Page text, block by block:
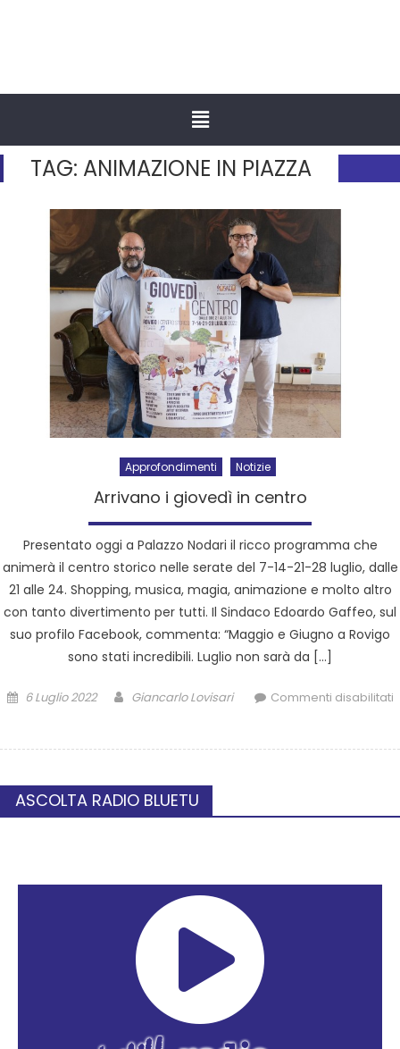
TAG: ANIMAZIONE IN PIAZZA
Approfondimenti Notizie
Arrivano i giovedì in centro
Presentato oggi a Palazzo Nodari il ricco programma che
animerà il centro storico nelle serate del 7-14-21-28 luglio, dalle
21 alle 24. Shopping, musica, magia, animazione e molto altro
con tanto divertimento per tutti. Il Sindaco Edoardo Gaffeo, sul
suo profilo Facebook, commenta: “Maggio e Giugno a Rovigo
sono stati incredibili. Luglio non sarà da […]
6 Luglio 2022 Giancarlo Lovisari Commenti disabilitati
ASCOLTA RADIO BLUETU